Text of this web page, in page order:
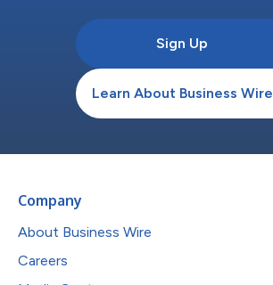
Sign Up
Learn About Business Wire
Company
About Business Wire
Careers